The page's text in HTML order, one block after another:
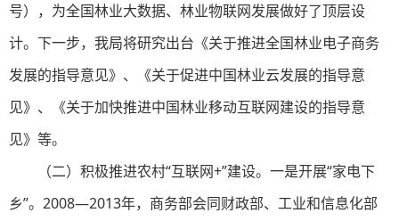
号），为全国林业大数据、林业物联网发展做好了顶层设
计。下一步，我局将研究出台《关于推进全国林业电子商务
发展的指导意见》、《关于促进中国林业云发展的指导意
见》、《关于加快推进中国林业移动互联网建设的指导意
见》等。
（二）积极推进农村“互联网+”建设。一是开展“家电下
乡”。2008—2013年，商务部会同财政部、工业和信息化部